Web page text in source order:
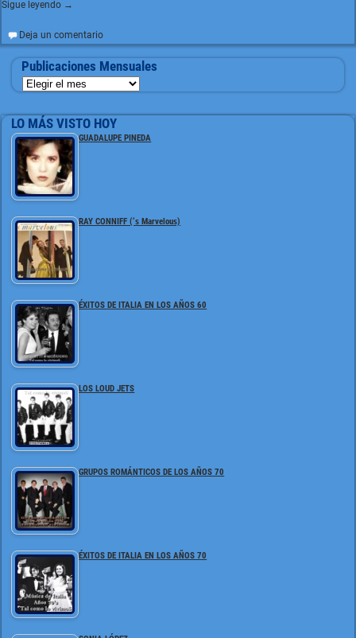
Sigue leyendo →
Deja un comentario
Publicaciones Mensuales
LO MÁS VISTO HOY
GUADALUPE PINEDA
RAY CONNIFF (‘s Marvelous)
ÉXITOS DE ITALIA EN LOS AÑOS 60
LOS LOUD JETS
GRUPOS ROMÁNTICOS DE LOS AÑOS 70
ÉXITOS DE ITALIA EN LOS AÑOS 70